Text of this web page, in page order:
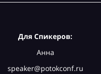
Для Спикеров:
Анна
speaker@potokconf.ru